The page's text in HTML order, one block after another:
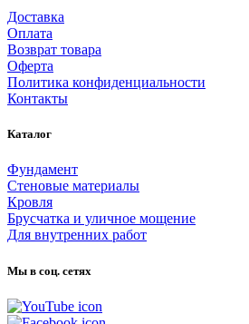
Доставка
Оплата
Возврат товара
Оферта
Политика конфиденциальности
Контакты
Каталог
Фундамент
Стеновые материалы
Кровля
Брусчатка и уличное мощение
Для внутренних работ
Мы в соц. сетях